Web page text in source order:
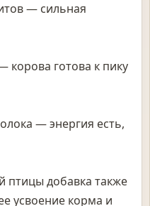
— сильная
корова готова к пику
— энергия есть,
птицы добавка также
усвоение корма и